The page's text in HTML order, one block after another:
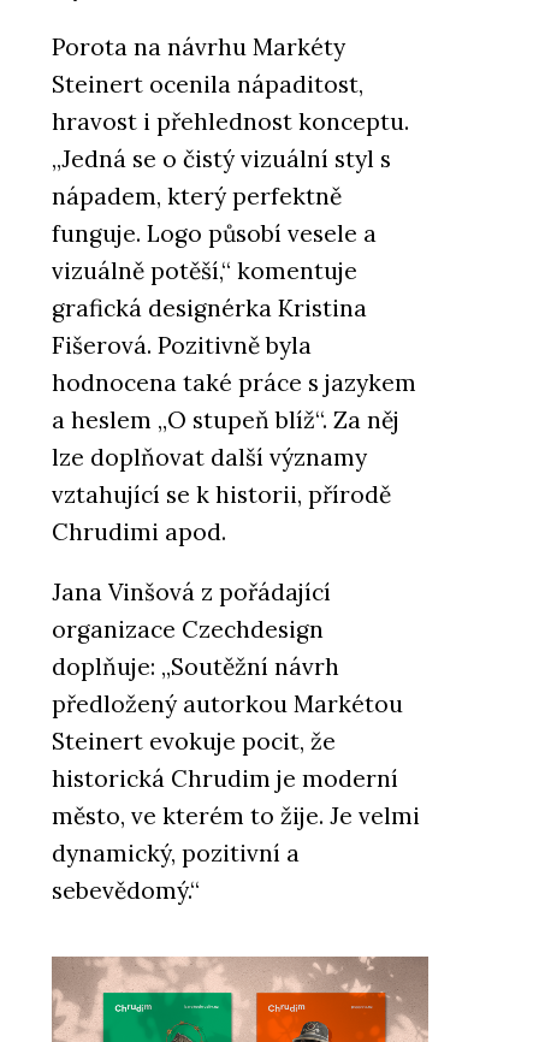
Porota na návrhu Markéty
Steinert ocenila nápaditost,
hravost i přehlednost konceptu.
„Jedná se o čistý vizuální styl s
nápadem, který perfektně
funguje. Logo působí vesele a
vizuálně potěší,“ komentuje
grafická designérka Kristina
Fišerová. Pozitivně byla
hodnocena také práce s jazykem
a heslem „O stupeň blíž“. Za něj
lze doplňovat další významy
vztahující se k historii, přírodě
Chrudimi apod.
Jana Vinšová z pořádající
organizace Czechdesign
doplňuje: „Soutěžní návrh
předložený autorkou Markétou
Steinert evokuje pocit, že
historická Chrudim je moderní
město, ve kterém to žije. Je velmi
dynamický, pozitivní a
sebevědomý.“